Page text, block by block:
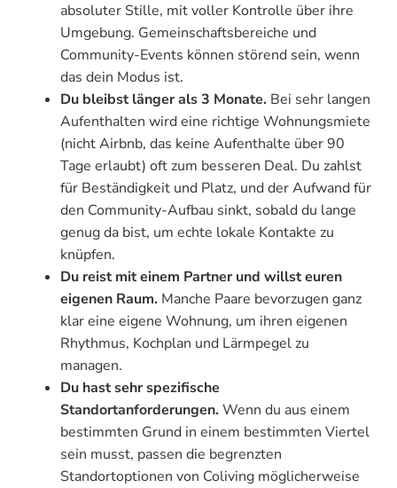
absoluter Stille, mit voller Kontrolle über ihre
Umgebung. Gemeinschaftsbereiche und
Community-Events können störend sein, wenn
das dein Modus ist.
Du bleibst länger als 3 Monate. Bei sehr langen
Aufenthalten wird eine richtige Wohnungsmiete
(nicht Airbnb, das keine Aufenthalte über 90
Tage erlaubt) oft zum besseren Deal. Du zahlst
für Beständigkeit und Platz, und der Aufwand für
den Community-Aufbau sinkt, sobald du lange
genug da bist, um echte lokale Kontakte zu
knüpfen.
Du reist mit einem Partner und willst euren
eigenen Raum. Manche Paare bevorzugen ganz
klar eine eigene Wohnung, um ihren eigenen
Rhythmus, Kochplan und Lärmpegel zu
managen.
Du hast sehr spezifische
Standortanforderungen. Wenn du aus einem
bestimmten Grund in einem bestimmten Viertel
sein musst, passen die begrenzten
Standortoptionen von Coliving möglicherweise